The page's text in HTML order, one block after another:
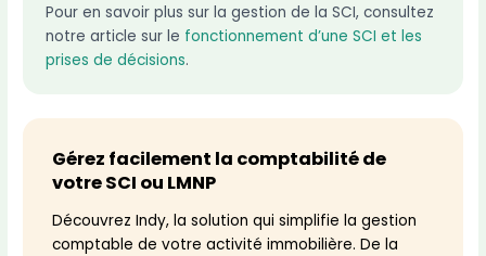
Pour en savoir plus sur la gestion de la SCI, consultez
notre article sur le fonctionnement d’une SCI et les
prises de décisions.
Gérez facilement la comptabilité de
votre SCI ou LMNP
Découvrez Indy, la solution qui simplifie la gestion
comptable de votre activité immobilière. De la